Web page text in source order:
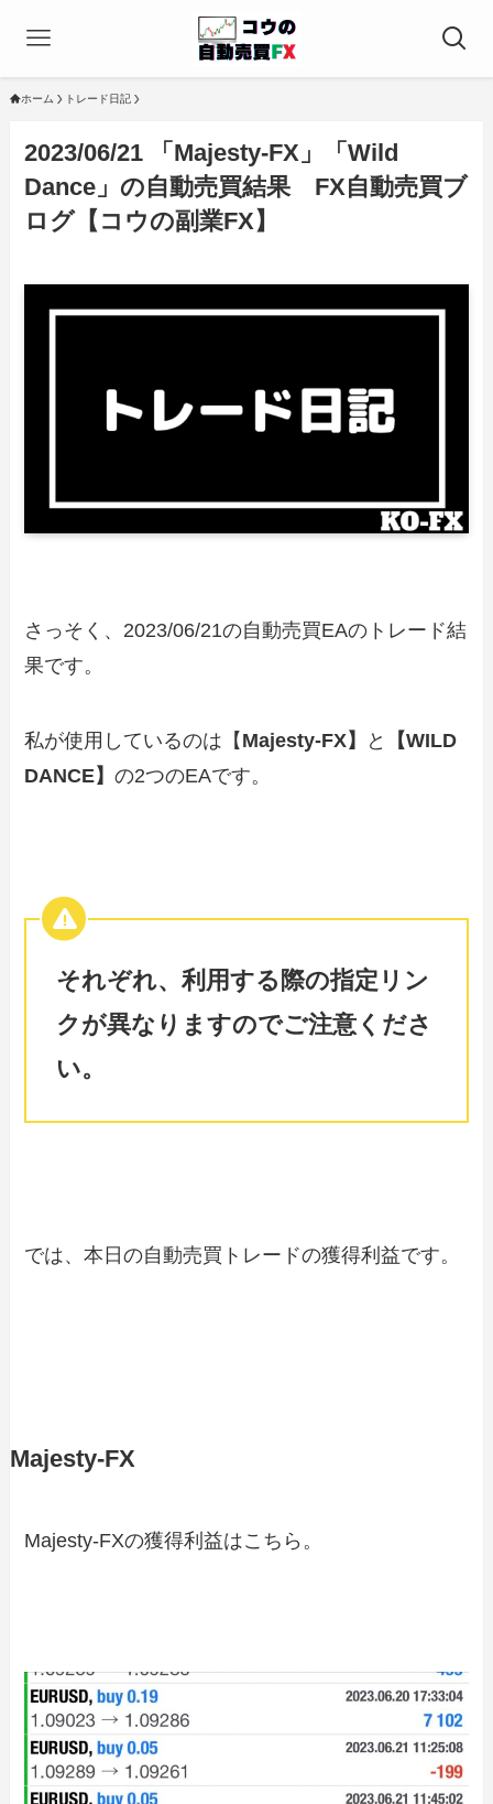
ホーム トレード日記
2023/06/21 「Majesty-FX」「Wild
Dance」の自動売買結果 FX自動売買ブ
ログ【コウの副業FX】
さっそく、2023/06/21の自動売買EAのトレード結
果です。
私が使用しているのは【 Majesty-FX】 と
【WILD
DANCE】の2つのEAです。
それぞれ、利用する際の指定リン
クが異なりますのでご注意くださ
い。
では、本日の自動売買トレードの獲得利益です。
Majesty-FX
Majesty-FXの獲得利益はこちら。